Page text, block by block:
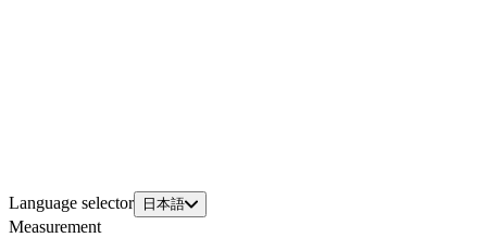
Language selector 日本語
Measurement